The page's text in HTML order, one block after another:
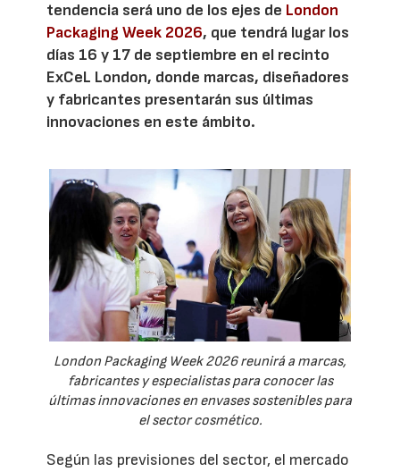
tendencia será uno de los ejes de London
Packaging Week 2026, que tendrá lugar los
días 16 y 17 de septiembre en el recinto
ExCeL London, donde marcas, diseñadores
y fabricantes presentarán sus últimas
innovaciones en este ámbito.
London Packaging Week 2026 reunirá a marcas,
fabricantes y especialistas para conocer las
últimas innovaciones en envases sostenibles para
el sector cosmético.
Según las previsiones del sector, el mercado